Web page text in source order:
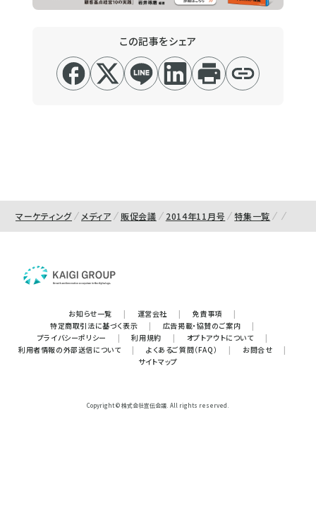
この記事をシェア
マーケティング メディア 販促会議 2014年11月号 特集一覧
お知らせ一覧 | 運営会社 | 免責事項
|
特定商取引法に基づく表示
| 広告掲載・協賛のご案内
|
プライバシーポリシー
| 利用規約 | オプトアウトについて
|
利用者情報の外部送信について
| よくあるご質問（FAQ） | お問合せ
|
サイトマップ
Copyright © 株式会社宣伝会議. All rights reserved.